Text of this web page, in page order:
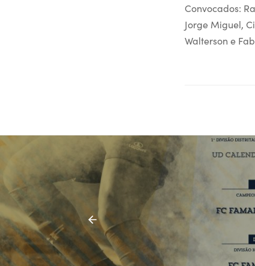
Convocados:
Jorge Miguel,
Walterson e